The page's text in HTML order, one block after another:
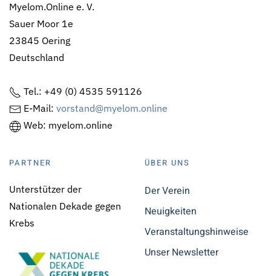
Myelom.Online e. V.
Sauer Moor 1e
23845 Oering
Deutschland
Tel.: +49 (0) 4535 591126
E-Mail: vorstand@myelom.online
Web: myelom.online
PARTNER
Unterstützer der
Nationalen Dekade gegen
Krebs
ÜBER UNS
Der Verein
Neuigkeiten
Veranstaltungshinweise
Unser Newsletter